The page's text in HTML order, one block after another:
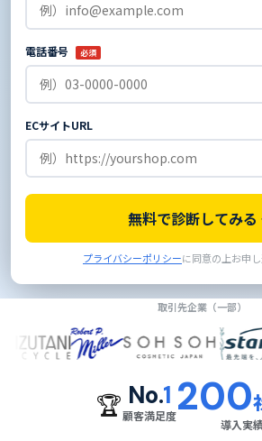
電話番号 必須
ECサイトURL
無料で診断してみ
プライバシーポリシーに同意の上お申
取引先企業（一部）
🏆 No.1
顧客満足度200
導入実